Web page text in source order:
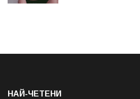
НАЙ-ЧЕТЕНИ